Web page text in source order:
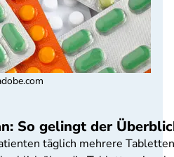
So gelingt der
täglich mehrere